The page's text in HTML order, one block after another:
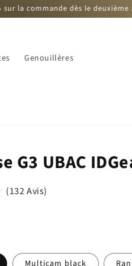
dès le deuxième article
Genouillères
G3 UBAC
(132 Avis)
Multicam black